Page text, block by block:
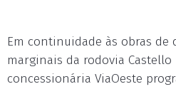
Em continuidade às obras de
marginais da rodovia Castello
concessionária ViaOeste